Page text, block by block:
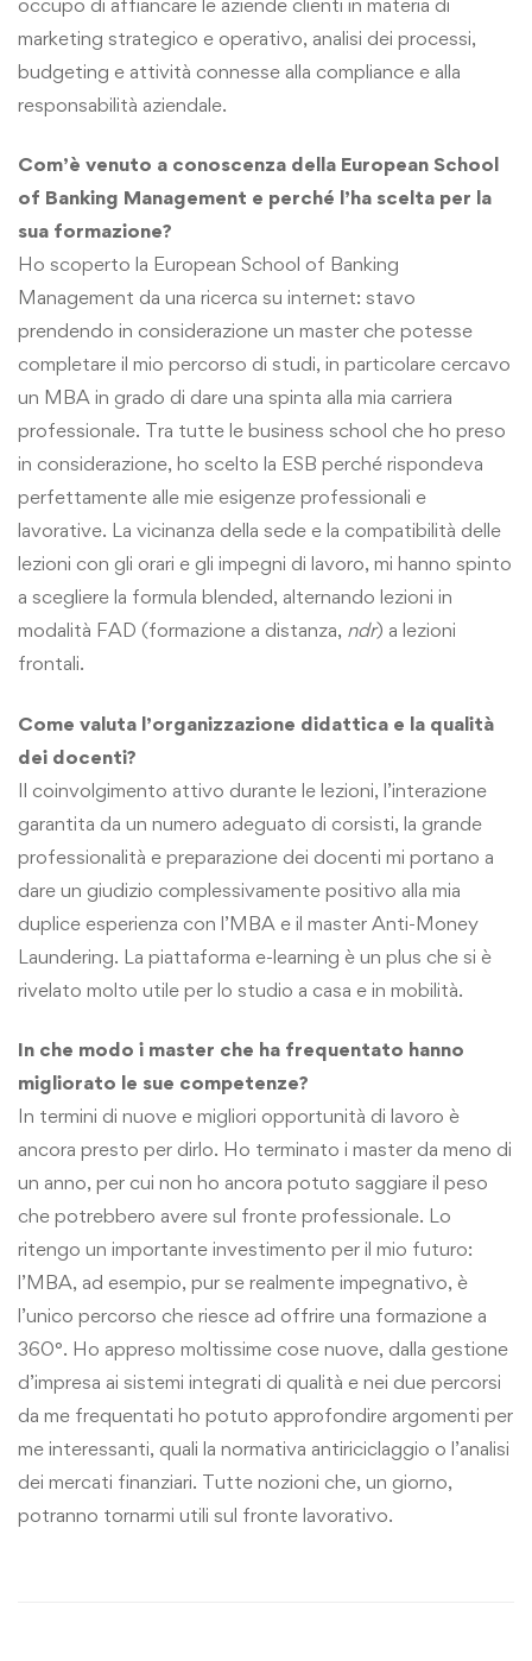
marketing strategico e operativo, analisi dei processi,
budgeting e attività connesse alla compliance e alla
responsabilità aziendale.
Com’è venuto a conoscenza della European School
of Banking Management e perché l’ha scelta per la
sua formazione?
Ho scoperto la European School of Banking
Management da una ricerca su internet: stavo
prendendo in considerazione un master che potesse
completare il mio percorso di studi, in particolare cercavo
un MBA in grado di dare una spinta alla mia carriera
professionale. Tra tutte le business school che ho preso
in considerazione, ho scelto la ESB perché rispondeva
perfettamente alle mie esigenze professionali e
lavorative. La vicinanza della sede e la compatibilità delle
lezioni con gli orari e gli impegni di lavoro, mi hanno spinto
a scegliere la formula blended, alternando lezioni in
modalità FAD (formazione a distanza, ndr) a lezioni
frontali.
Come valuta l’organizzazione didattica e la qualità
dei docenti?
Il coinvolgimento attivo durante le lezioni, l’interazione
garantita da un numero adeguato di corsisti, la grande
professionalità e preparazione dei docenti mi portano a
dare un giudizio complessivamente positivo alla mia
duplice esperienza con l’MBA e il master Anti-Money
Laundering. La piattaforma e-learning è un plus che si è
rivelato molto utile per lo studio a casa e in mobilità.
In che modo i master che ha frequentato hanno
migliorato le sue competenze?
In termini di nuove e migliori opportunità di lavoro è
ancora presto per dirlo. Ho terminato i master da meno di
un anno, per cui non ho ancora potuto saggiare il peso
che potrebbero avere sul fronte professionale. Lo
ritengo un importante investimento per il mio futuro:
l’MBA, ad esempio, pur se realmente impegnativo, è
l’unico percorso che riesce ad offrire una formazione a
360°. Ho appreso moltissime cose nuove, dalla gestione
d’impresa ai sistemi integrati di qualità e nei due percorsi
da me frequentati ho potuto approfondire argomenti per
me interessanti, quali la normativa antiriciclaggio o l’analisi
dei mercati finanziari. Tutte nozioni che, un giorno,
potranno tornarmi utili sul fronte lavorativo.